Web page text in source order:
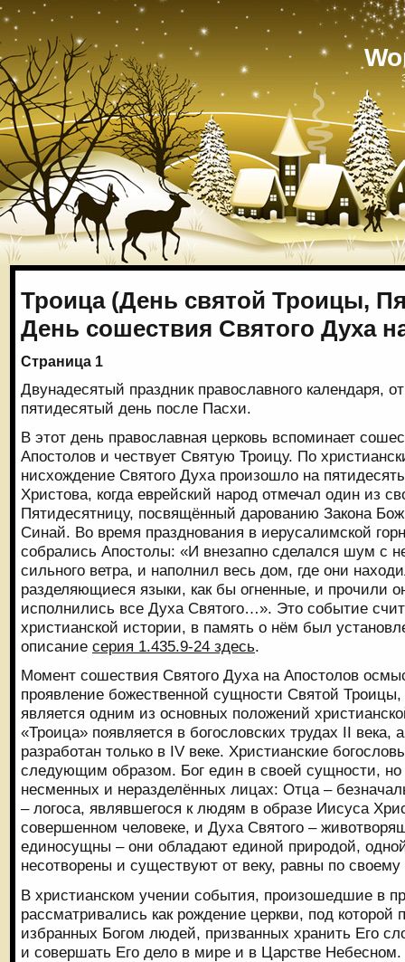
Троица (День святой Троицы,
День сошествия Святого Духа
Страница 1
Двунадесятый праздник православного календаря,
пятидесятый день после Пасхи.
В этот день православная церковь вспоминает
Апостолов и чествует Святую Троицу. По
нисхождение Святого Духа произошло на
Христова, когда еврейский народ отмечал один из
Пятидесятницу, посвящённый дарованию Закона
Синай. Во время празднования в иерусалимской
собрались Апостолы: «И внезапно сделался шум с
сильного ветра, и наполнил весь дом, где они
разделяющиеся языки, как бы огненные, и прочили
исполнились все Духа Святого…». Это событие
христианской истории, в память о нём был
описание серия 1.435.9-24 здесь.
Момент сошествия Святого Духа на Апостолов
проявление божественной сущности Святой Троицы,
является одним из основных положений
«Троица» появляется в богословских трудах II века,
разработан только в IV веке. Христианские
следующим образом. Бог един в своей сущности, но
несменных и неразделённых лицах: Отца –
– логоса, являвшегося к людям в образе Иисуса
совершенном человеке, и Духа Святого –
единосущны – они обладают единой природой,
несотворены и существуют от веку, равны по своему
В христианском учении события, произошедшие в
рассматривались как рождение церкви, под которой
избранных Богом людей, призванных хранить Его
и совершать Его дело в мире и в Царстве Небесном.